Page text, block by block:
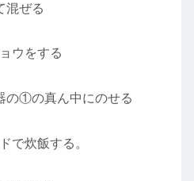
混ぜる
ウをする
の①の真ん中にのせる
で炊飯する。